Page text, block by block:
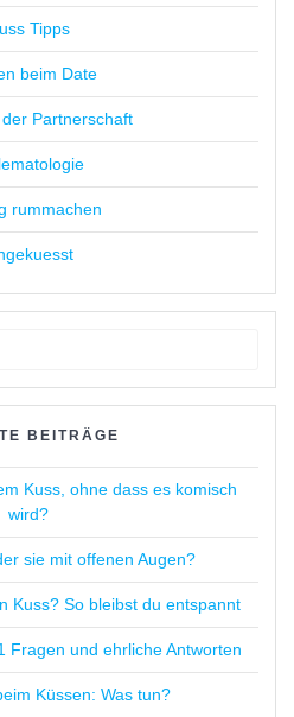
Tipps
beim Date
Partnerschaft
rummachen
BEITRÄGE
Kuss, ohne dass es komisch
wird?
sie mit offenen Augen?
Kuss? So bleibst du entspannt
Fragen und ehrliche Antworten
Küssen: Was tun?